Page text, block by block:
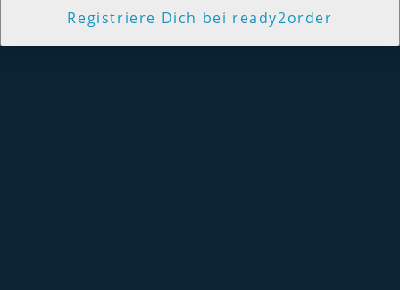
Registriere Dich bei ready2order